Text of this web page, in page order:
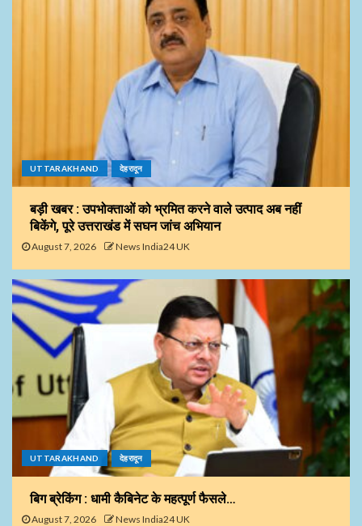
UTTARAKHAND देहरादून
बड़ी खबर : उपभोक्ताओं को भ्रमित करने वाले उत्पाद अब नहीं
बिकेंगे, पूरे उत्तराखंड में सघन जांच अभियान
August 7, 2026 News India24 UK
UTTARAKHAND देहरादून
बिग ब्रेकिंग : धामी कैबिनेट के महत्पूर्ण फैसले…
August 7, 2026 News India24 UK